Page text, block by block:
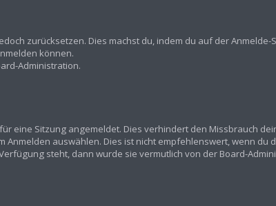
zurücksetzen. Dies machst du, indem du auf der Anmelde-
können.
Administration.
eine Sitzung angemeldet. Dies verhindert den Missbrauch
auswählen. Dies ist nicht empfehlenswert, wenn du
steht, dann wurde sie vermutlich von der Board-